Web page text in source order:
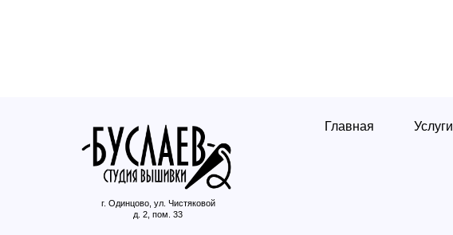
г. Одинцово, ул. Чистяковой
д. 2, пом. 33
Главная Услуги